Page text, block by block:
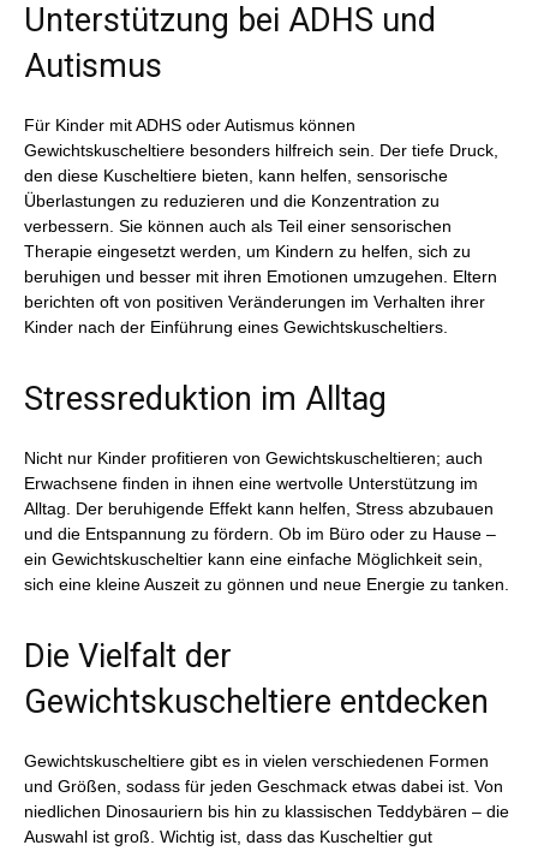
Unterstützung bei ADHS und
Autismus
Für Kinder mit ADHS oder Autismus können
Gewichtskuscheltiere besonders hilfreich sein. Der tiefe Druck,
den diese Kuscheltiere bieten, kann helfen, sensorische
Überlastungen zu reduzieren und die Konzentration zu
verbessern. Sie können auch als Teil einer sensorischen
Therapie eingesetzt werden, um Kindern zu helfen, sich zu
beruhigen und besser mit ihren Emotionen umzugehen. Eltern
berichten oft von positiven Veränderungen im Verhalten ihrer
Kinder nach der Einführung eines Gewichtskuscheltiers.
Stressreduktion im Alltag
Nicht nur Kinder profitieren von Gewichtskuscheltieren; auch
Erwachsene finden in ihnen eine wertvolle Unterstützung im
Alltag. Der beruhigende Effekt kann helfen, Stress abzubauen
und die Entspannung zu fördern. Ob im Büro oder zu Hause –
ein Gewichtskuscheltier kann eine einfache Möglichkeit sein,
sich eine kleine Auszeit zu gönnen und neue Energie zu tanken.
Die Vielfalt der
Gewichtskuscheltiere entdecken
Gewichtskuscheltiere gibt es in vielen verschiedenen Formen
und Größen, sodass für jeden Geschmack etwas dabei ist. Von
niedlichen Dinosauriern bis hin zu klassischen Teddybären – die
Auswahl ist groß. Wichtig ist, dass das Kuscheltier gut